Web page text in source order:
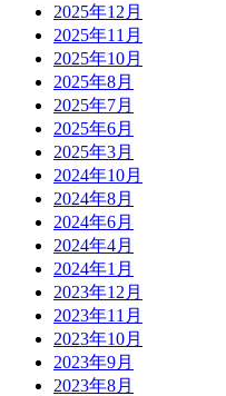
2025年12月
2025年11月
2025年10月
2025年8月
2025年7月
2025年6月
2025年3月
2024年10月
2024年8月
2024年6月
2024年4月
2024年1月
2023年12月
2023年11月
2023年10月
2023年9月
2023年8月